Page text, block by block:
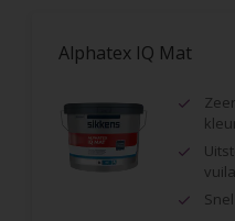
Alphatex IQ Mat